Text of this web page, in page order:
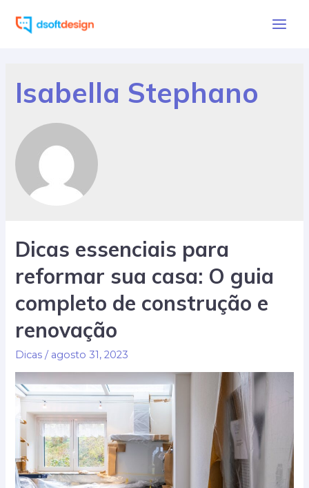
para
Isabella Stephano
Dicas essenciais para
reformar sua casa: O guia
completo de construção e
renovação
Dicas / agosto 31, 2023